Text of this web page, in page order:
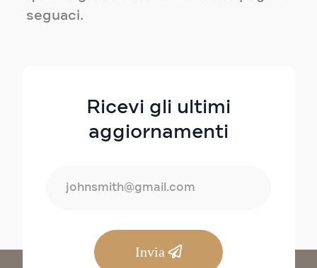
seguaci.
Ricevi gli ultimi
aggiornamenti
Invia